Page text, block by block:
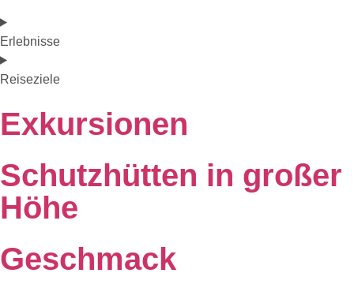
Erlebnisse
Reiseziele
Exkursionen
Schutzhütten in großer
Höhe
Geschmack